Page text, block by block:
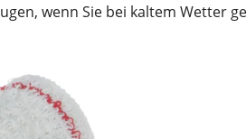
wenn Sie bei kaltem Wetter